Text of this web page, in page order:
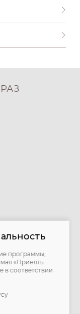
программы,
«Принять
в соответствии